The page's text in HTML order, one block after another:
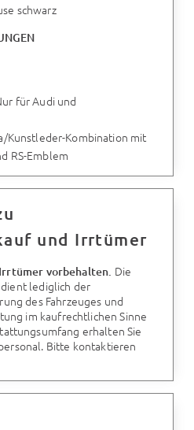
schwarz
für Audi und
Kunstleder-Kombination mit
RS-Emblem
und Irrtümer
vorbehalten. Die
lediglich der
des Fahrzeuges und
im kaufrechtlichen Sinne
erhalten Sie
Bitte kontaktieren